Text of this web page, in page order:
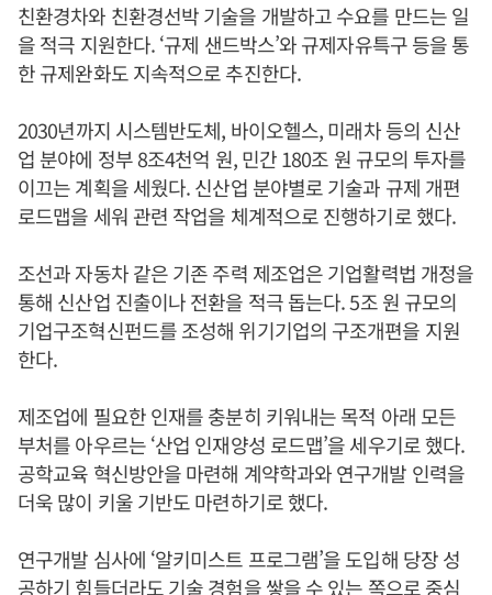
친환경차와 친환경선박 기술을 개발하고 수요를 만드는 일
을 적극 지원한다. ‘규제 샌드박스’와 규제자유특구 등을 통
한 규제완화도 지속적으로 추진한다.
2030년까지 시스템반도체, 바이오헬스, 미래차 등의 신산
업 분야에 정부 8조4천억 원, 민간 180조 원 규모의 투자를
이끄는 계획을 세웠다. 신산업 분야별로 기술과 규제 개편
로드맵을 세워 관련 작업을 체계적으로 진행하기로 했다.
조선과 자동차 같은 기존 주력 제조업은 기업활력법 개정을
통해 신산업 진출이나 전환을 적극 돕는다. 5조 원 규모의
기업구조혁신펀드를 조성해 위기기업의 구조개편을 지원
한다.
제조업에 필요한 인재를 충분히 키워내는 목적 아래 모든
부처를 아우르는 ‘산업 인재양성 로드맵’을 세우기로 했다.
공학교육 혁신방안을 마련해 계약학과와 연구개발 인력을
더욱 많이 키울 기반도 마련하기로 했다.
연구개발 심사에 ‘알키미스트 프로그램’을 도입해 당장 성
공하기 힘들더라도 기술 경험을 쌓을 수 있는 쪽으로 중심